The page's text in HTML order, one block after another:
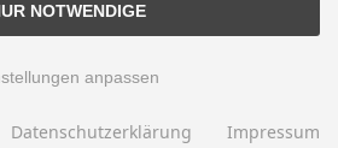
NOTWENDIGE
anpassen
Datenschutzerklärung Impressum